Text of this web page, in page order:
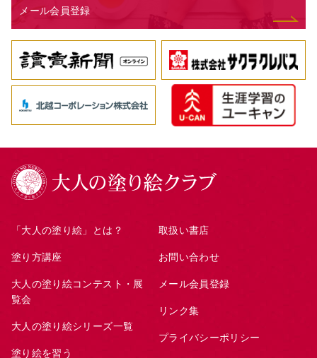
メール会員登録
「大人の塗り絵」とは？
塗り方講座
大人の塗り絵コンテスト・展
覧会
大人の塗り絵シリーズ一覧
塗り絵を習う
取扱い書店
お問い合わせ
メール会員登録
リンク集
プライバシーポリシー